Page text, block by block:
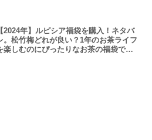
【2024年】ルピシア福袋を購入！ネタバ
。松竹梅どれが良い？1年のお茶ライフ
楽しむのにぴったりなお茶の福袋で